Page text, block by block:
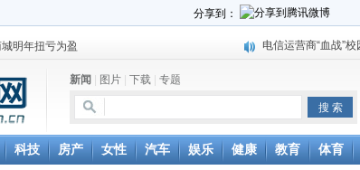
分享到：